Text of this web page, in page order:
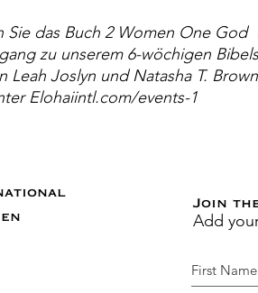
Sie das Buch 2 Women One God
zu unserem 6-wöchigen
Leah Joslyn und Natasha T.
Elohaiintl.com/events-1
Join
Add